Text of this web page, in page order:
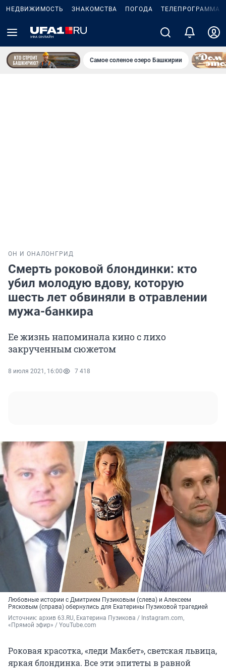
НЕДВИЖИМОСТЬ ЗНАКОМСТВА ПОГОДА ТЕЛЕПРОГРАММА
Самое соленое озеро Башкирии
ОН И ОНАЛОНГРИД
Смерть роковой блондинки: кто
убил молодую вдову, которую
шесть лет обвиняли в отравлении
мужа-банкира
Ее жизнь напоминала кино с лихо
закрученным сюжетом
8 июля 2021, 16:00 7 418
Любовные истории с Дмитрием Пузиковым (слева) и Алексеем
Рясковым (справа) обернулись для Екатерины Пузиковой трагедией
Источник: архив 63.RU, Екатерина Пузикова / Instagram.com,
«Прямой эфир» / YouTube.com
Роковая красотка, «леди Макбет», светская львица,
яркая блондинка. Все эти эпитеты в равной